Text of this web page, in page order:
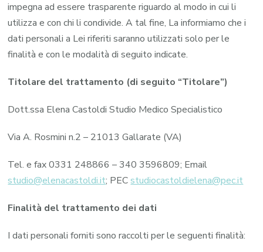
impegna ad essere trasparente riguardo al modo in cui li
utilizza e con chi li condivide. A tal fine, La informiamo che i
dati personali a Lei riferiti saranno utilizzati solo per le
finalità e con le modalità di seguito indicate.
Titolare del trattamento (di seguito “Titolare”)
Dott.ssa Elena Castoldi Studio Medico Specialistico
Via A. Rosmini n.2 – 21013 Gallarate (VA)
Tel. e fax 0331 248866 – 340 3596809; Email
studio@elenacastoldi.it; PECstudiocastoldielena@pec.it
Finalità del trattamento dei dati
I dati personali forniti sono raccolti per le seguenti finalità: